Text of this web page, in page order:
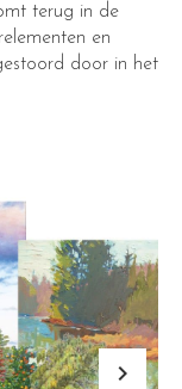
terug in de
en
door in het
keyboard_arrow_right